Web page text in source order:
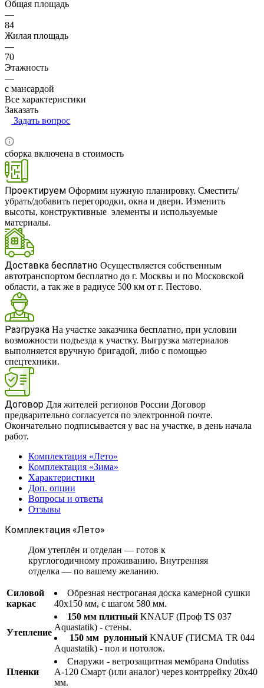
Общая площадь
—
84
Жилая площадь
—
70
Этажность
—
с мансардой
Все характеристики
Заказать
Задать вопрос
сборка включена в стоимость
RUB
Проектируем Оформим нужную планировку. Сместить/
убрать/добавить перегородки, окна и двери. Изменить
высоты, конструктивные элементы и используемые
материалы.
Доставка бесплатно Осуществляется собственным
автотранспортом бесплатно до г. Москвы и по Московской
области, а так же в радиусе 500 км от г. Пестово.
Разгрузка На участке заказчика бесплатно, при условии
возможности подъезда к участку. Выгрузка материалов
выполняется вручную бригадой, либо с помощью
спецтехники.
Договор Для жителей регионов России Договор
предварительно согласуется по электронной почте.
Окончательно подписывается у вас на участке, в день начала
работ.
Комплектация «Лето»
Комплектация «Зима»
Характеристики
Доп. опции
Вопросы и ответы
Отзывы
Комплектация «Лето»
Дом утеплён и отделан — готов к
круглогодичному проживанию. Внутренняя
отделка — по вашему желанию.
Силовой
каркас
Обрезная нестроганая доска камерной сушки
40х150 мм, с шагом 580 мм.
Утепление
150 мм плитный KNAUF (Проф TS 037
Aquastatik) - стены.
150 мм рулонный KNAUF (ТИСМА TR 044
Aquastatik) - пол и потолок.
Пленки
Снаружи - ветрозащитная мембрана Ondutiss
A-120 Смарт (или аналог) через контррейку 20х40
мм.